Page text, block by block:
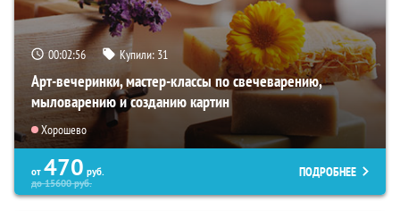
00:02:54 Купили: 31
Арт-вечеринки, мастер-классы по свечеварению,
мыловарению и созданию картин
Хорошево
от 470 руб.
до15600руб.
ПОДРОБНЕЕ